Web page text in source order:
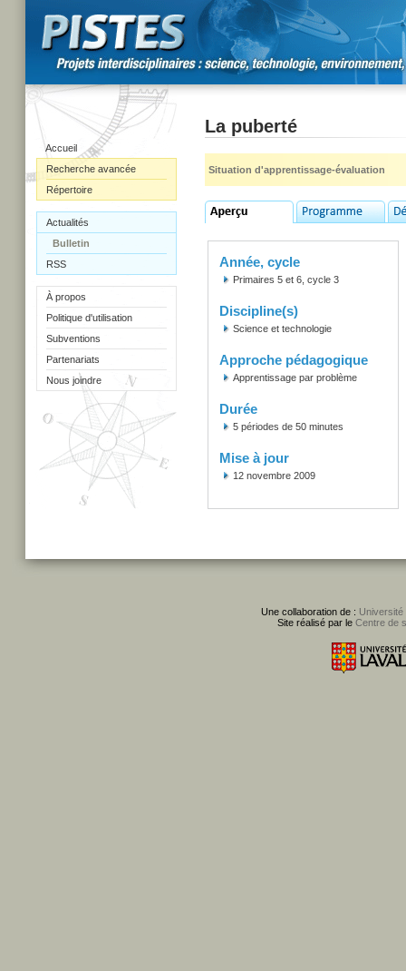
Accueil
Recherche avancée
Répertoire
Actualités
Bulletin
RSS
À propos
Politique d'utilisation
Subventions
Partenariats
Nous joindre
La puberté
Situation d'apprentissage-évaluation
Année, cycle
Primaires 5 et 6, cycle 3
Discipline(s)
Science et technologie
Approche pédagogique
Apprentissage par problème
Durée
5 périodes de 50 minutes
Mise à jour
12 novembre 2009
Une collaboration de : Université
Site réalisé par le Centre de